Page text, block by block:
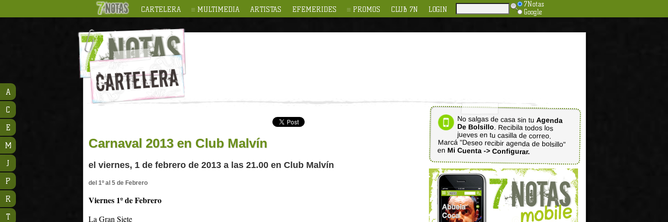
CARTELERA MULTIMEDIA ARTISTAS EFEMERIDES PROMOS CLUB 7N LOGIN
7Notas
Google
Carnaval 2013 en Club Malvín
el viernes, 1 de febrero de 2013 a las 21.00 en Club Malvín
del 1º al 5 de Febrero
Viernes 1º de Febrero
La Gran Siete
No salgas de casa sin tu Agenda
De Bolsillo. Recibila todos los
jueves en tu casilla de correo.
Marcá "Deseo recibir agenda de bolsillo"
en Mi Cuenta -> Configurar.
A
C
E
M
J
P
R
T